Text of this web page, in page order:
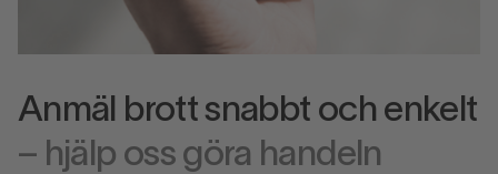
Anmäl brott snabbt och enkelt
– hjälp oss göra handeln